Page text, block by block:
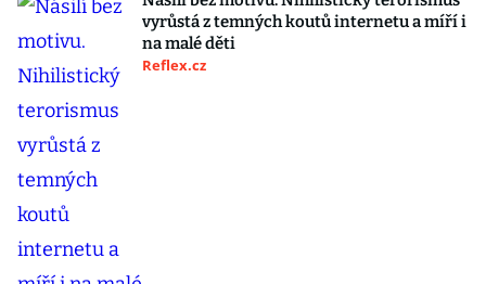
vyrůstá z temných koutů internetu a míří i
na malé děti
Reflex.cz